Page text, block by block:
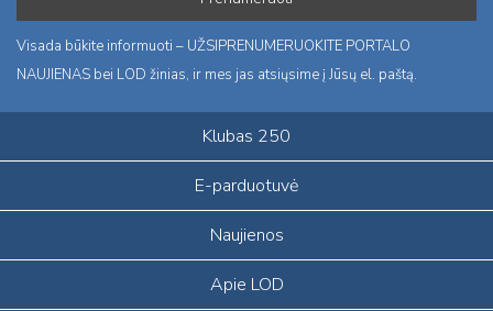
Visada būkite informuoti – UŽSIPRENUMERUOKITE PORTALO
NAUJIENAS bei LOD žinias, ir mes jas atsiųsime į Jūsų el. paštą.
Klubas 250
E-parduotuvė
Naujienos
Apie LOD